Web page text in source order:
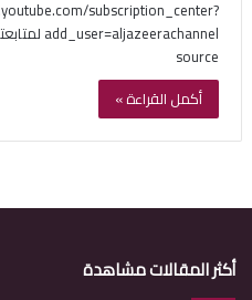
subscription_center?
source
أكمل القراءة »
أكثر المقالات مشاهدة